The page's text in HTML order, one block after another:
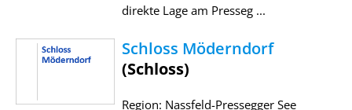
direkte Lage am Presseg ...
Schloss Möderndorf
(Schloss)
Region: Nassfeld-Pressegger See